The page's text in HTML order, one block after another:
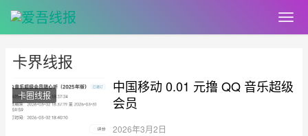
卡界线报
卡圈线报
中国移动 0.01 元撸 QQ 音乐超级
会员
2026年3月2日